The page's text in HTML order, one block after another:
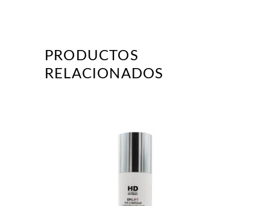
PRODUCTOS
RELACIONADOS